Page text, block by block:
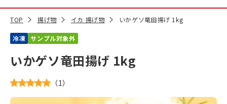
TOP 揚げ物 イカ 揚げ物 いかゲソ竜田揚げ 1kg
冷凍 サンプル対象外
いかゲソ竜田揚げ 1kg
（1）